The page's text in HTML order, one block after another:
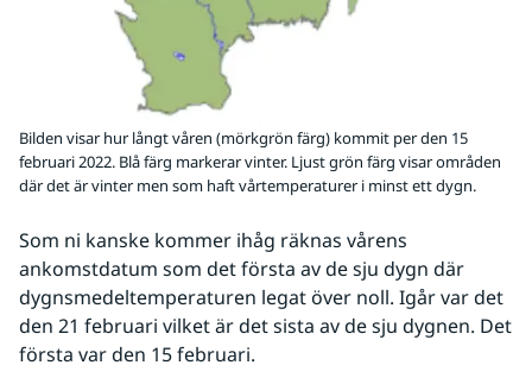
Bilden visar hur långt våren (mörkgrön färg) kommit per den 15
februari 2022. Blå färg markerar vinter. Ljust grön färg visar områden
där det är vinter men som haft vårtemperaturer i minst ett dygn.
Som ni kanske kommer ihåg räknas vårens
ankomstdatum som det första av de sju dygn där
dygnsmedeltemperaturen legat över noll. Igår var det
den 21 februari vilket är det sista av de sju dygnen. Det
första var den 15 februari.